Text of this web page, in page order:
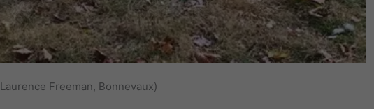
Freeman, Bonnevaux)